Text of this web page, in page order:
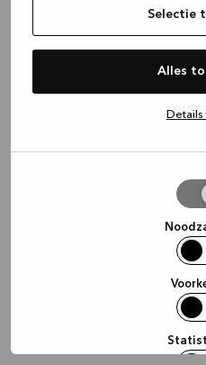
Selectie
Alles
Details